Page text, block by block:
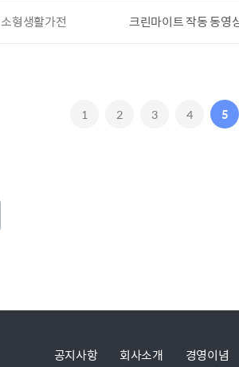
소형생활가전 크린마이트 작동 동영
1 2 3 4 5
공지사항 회사소개 경영이념